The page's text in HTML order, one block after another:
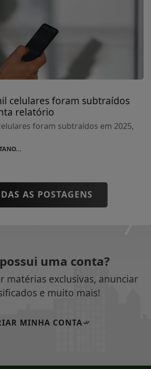
celulares foram subtraídos
relatório
foram subtraídos em 2025,
AS POSTAGENS
uma conta?
matérias exclusivas, anunciar
e muito mais!
MINHA CONTA